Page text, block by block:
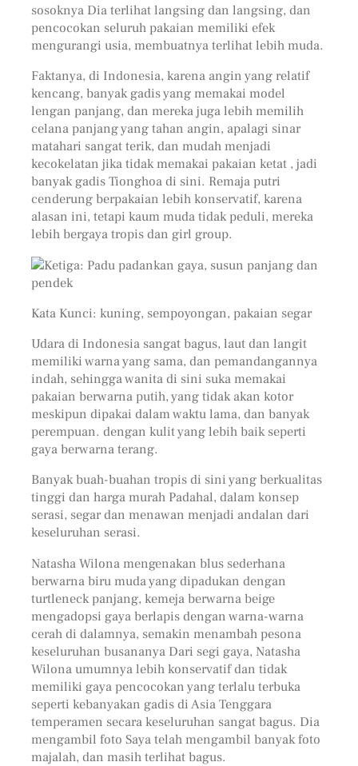
sosoknya Dia terlihat langsing dan langsing, dan
pencocokan seluruh pakaian memiliki efek
mengurangi usia, membuatnya terlihat lebih muda.
Faktanya, di Indonesia, karena angin yang relatif
kencang, banyak gadis yang memakai model
lengan panjang, dan mereka juga lebih memilih
celana panjang yang tahan angin, apalagi sinar
matahari sangat terik, dan mudah menjadi
kecokelatan jika tidak memakai pakaian ketat , jadi
banyak gadis Tionghoa di sini. Remaja putri
cenderung berpakaian lebih konservatif, karena
alasan ini, tetapi kaum muda tidak peduli, mereka
lebih bergaya tropis dan girl group.
Ketiga: Padu padankan gaya, susun panjang dan
pendek
Kata Kunci: kuning, sempoyongan, pakaian segar
Udara di Indonesia sangat bagus, laut dan langit
memiliki warna yang sama, dan pemandangannya
indah, sehingga wanita di sini suka memakai
pakaian berwarna putih, yang tidak akan kotor
meskipun dipakai dalam waktu lama, dan banyak
perempuan. dengan kulit yang lebih baik seperti
gaya berwarna terang.
Banyak buah-buahan tropis di sini yang berkualitas
tinggi dan harga murah Padahal, dalam konsep
serasi, segar dan menawan menjadi andalan dari
keseluruhan serasi.
Natasha Wilona mengenakan blus sederhana
berwarna biru muda yang dipadukan dengan
turtleneck panjang, kemeja berwarna beige
mengadopsi gaya berlapis dengan warna-warna
cerah di dalamnya, semakin menambah pesona
keseluruhan busananya Dari segi gaya, Natasha
Wilona umumnya lebih konservatif dan tidak
memiliki gaya pencocokan yang terlalu terbuka
seperti kebanyakan gadis di Asia Tenggara
temperamen secara keseluruhan sangat bagus. Dia
mengambil foto Saya telah mengambil banyak foto
majalah, dan masih terlihat bagus.